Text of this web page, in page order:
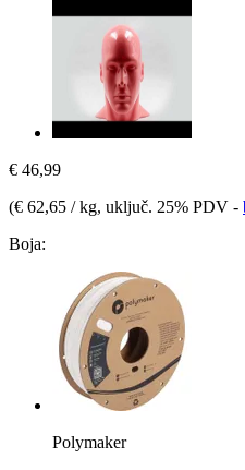
€ 46,99
(€ 62,65 / kg, uključ. 25% PDV -
Boja:
Polymaker